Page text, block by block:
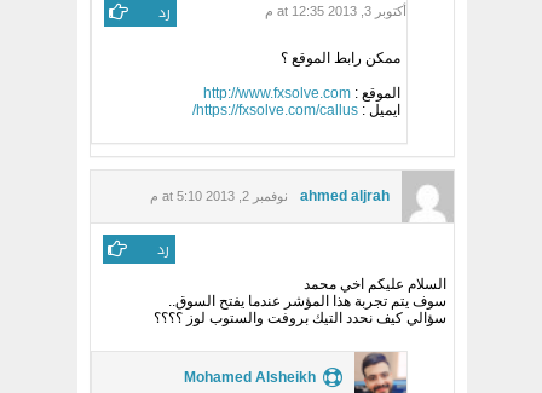
أكتوبر 3, 2013 at 12:35 م رد
ممكن رابط الموقع ؟
الموقع :http://www.fxsolve.com
ايميل :https://fxsolve.com/callus/
ahmed aljrah نوفمبر 2, 2013 at 5:10 م
رد
السلام عليكم اخي محمد
سوف يتم تجربة هذا المؤشر عندما يفتح السوق..
سؤالي كيف نحدد التيك بروفت والستوب لوز ؟؟؟؟
Mohamed Alsheikh